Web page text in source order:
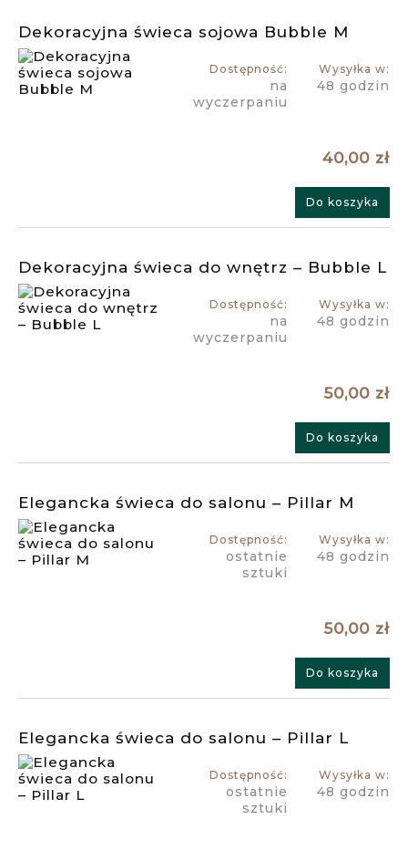
Dekoracyjna świeca sojowa Bubble M
Dostępność:
na
wyczerpaniu
Wysyłka w:
48 godzin
40,00 zł
Do koszyka
Dekoracyjna świeca do wnętrz – Bubble L
Dostępność:
na
wyczerpaniu
Wysyłka w:
48 godzin
50,00 zł
Do koszyka
Elegancka świeca do salonu – Pillar M
Dostępność:
ostatnie
sztuki
Wysyłka w:
48 godzin
50,00 zł
Do koszyka
Elegancka świeca do salonu – Pillar L
Dostępność:
ostatnie
sztuki
Wysyłka w:
48 godzin